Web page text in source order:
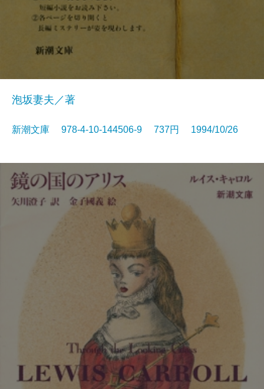
泡坂妻夫／著
新潮文庫 978-4-10-144506-9 737円 1994/10/26